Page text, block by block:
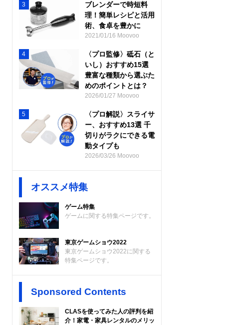
3
ブレンダーで時短料
理！簡単レシピと活用
術、食卓を豊かに
2021/01/16 Moovoo
4
〈プロ監修〉砥石（と
いし）おすすめ15選
豊富な種類から選ぶた
めのポイントとは？
2026/01/27 Moovoo
5
〈プロ解説〉スライサ
ー、おすすめ13選 千
切りがラクにできる電
動タイプも
2026/03/26 Moovoo
オススメ特集
ゲーム特集
ゲームに関する特集ページです。
東京ゲームショウ2022
東京ゲームショウ2022に関する
特集ページです。
Sponsored Contents
CLASを使ってみた人の評判を紹
介！家電・家具レンタルのメリッ